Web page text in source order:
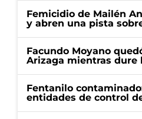
Femicidio de Mailén
y abren una pista
Facundo Moyano
Arizaga mientras dure
Fentanilo
entidades de control